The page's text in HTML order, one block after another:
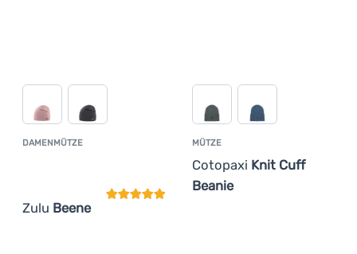
DAMENMÜTZE
Zulu Beene
KundenbewertungMÜTZE
Cotopaxi Knit Cuff
Beanie